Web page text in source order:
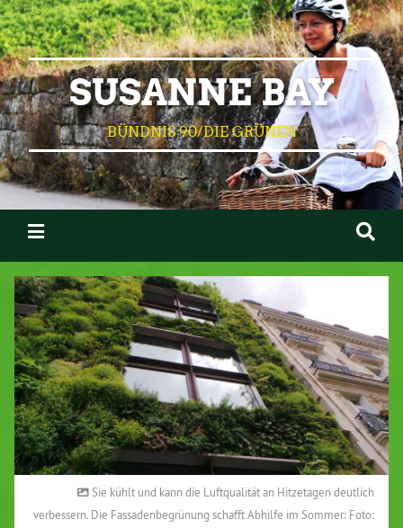
SUSANNE BAY
BÜNDNIS 90/DIE GRÜNEN
Sie kühlt und kann die Luftqualität an Hitzetagen deutlich
verbessern. Die Fassadenbegrünung schafft Abhilfe im Sommer: Foto: